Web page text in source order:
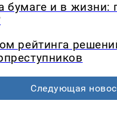
бумаге и в
рейтинга
Следующая